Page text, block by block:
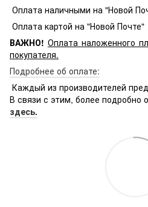
Оплата наличными на "Новой
Оплата картой на "Новой Почте"
ВАЖНО! Оплата наложенного
покупателя.
Подробнее об оплате:
Каждый из производителей
В связи с этим, более подробно
здесь.